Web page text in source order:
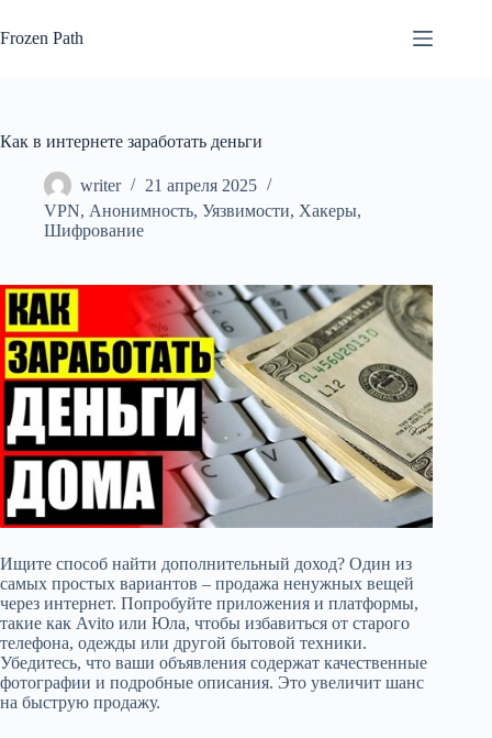
к
сути
Frozen Path
Как в интернете заработать деньги
writer
21 апреля 2025
VPN, Анонимность, Уязвимости, Хакеры,
Шифрование
Ищите способ найти дополнительный доход? Один из
самых простых вариантов – продажа ненужных вещей
через интернет. Попробуйте приложения и платформы,
такие как Avito или Юла, чтобы избавиться от старого
телефона, одежды или другой бытовой техники.
Убедитесь, что ваши объявления содержат качественные
фотографии и подробные описания. Это увеличит шанс
на быструю продажу.